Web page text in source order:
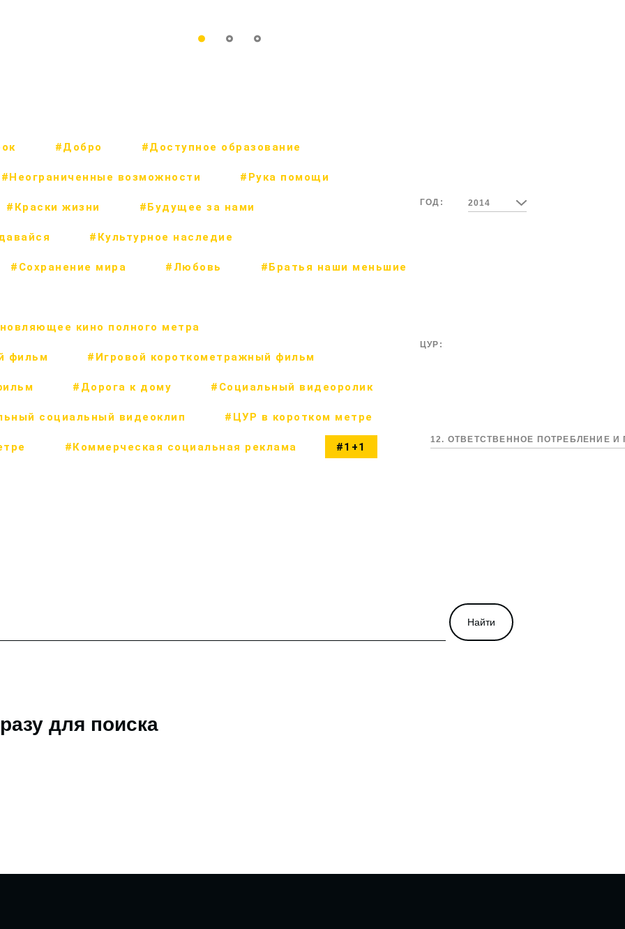
#Добро #Доступное образование
#Неограниченные возможности #Рука помощи
#Краски жизни #Будущее за нами
#Культурное наследие
#Сохранение мира #Любовь #Братья наши меньшие
ГОД: 2014
кино полного метра
фильм #Игровой короткометражный фильм
#Дорога к дому #Социальный видеоролик
социальный видеоклип #ЦУР в коротком метре
#Коммерческая социальная реклама #1+1
ЦУР:
12. ОТВЕТСТВЕННОЕ ПОТРЕБЛЕНИЕ
Найти
для поиска